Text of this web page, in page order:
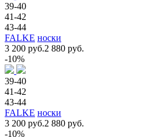
39-40
41-42
43-44
FALKE носки
3 200 руб.2 880 руб.
-10%
39-40
41-42
43-44
FALKE носки
3 200 руб.2 880 руб.
-10%